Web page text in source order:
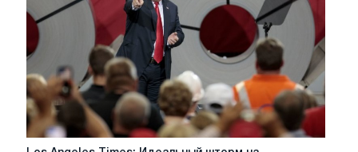
максимума
2014
года
после
разногласий
ОПЕК
+
Los